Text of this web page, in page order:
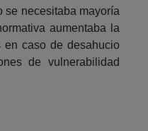
se necesitaba mayoría
aumentaba la
en caso de desahucio
de vulnerabilidad